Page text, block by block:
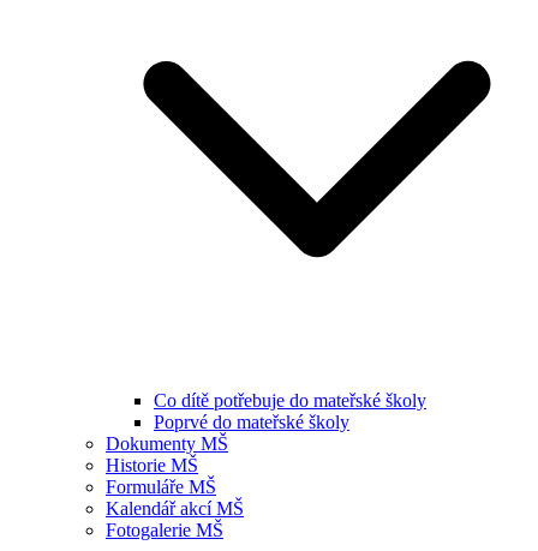
Co dítě potřebuje do mateřské školy
Poprvé do mateřské školy
Dokumenty MŠ
Historie MŠ
Formuláře MŠ
Kalendář akcí MŠ
Fotogalerie MŠ